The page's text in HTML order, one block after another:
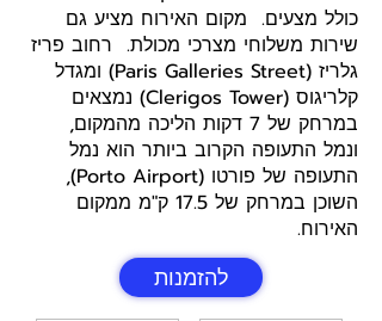
כולל מצעים. מקום האירוח מציע גם
שירות משלוחי מצרכי מכולת. רחוב פריז
גלריז (Paris Galleries Street) ומגדל
קלריגוס (Clerigos Tower) נמצאים
במרחק של 7 דקות הליכה מהמקום,
ונמל התעופה הקרוב ביותר הוא נמל
התעופה של פורטו (Porto Airport),
השוכן במרחק של 17.5 ק"מ ממקום
האירוח.
להזמנות